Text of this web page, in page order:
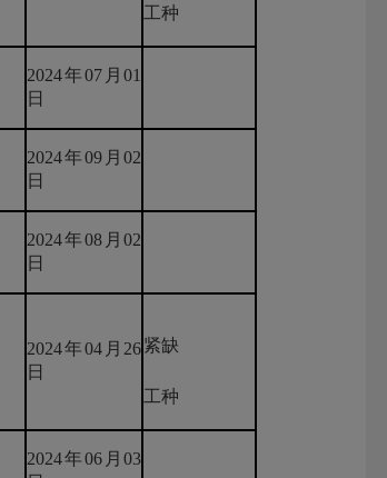
工种
2024年07月01
日
2024年09月02
日
2024年08月02
日
2024年04月26
日
紧缺
工种
2024年06月03